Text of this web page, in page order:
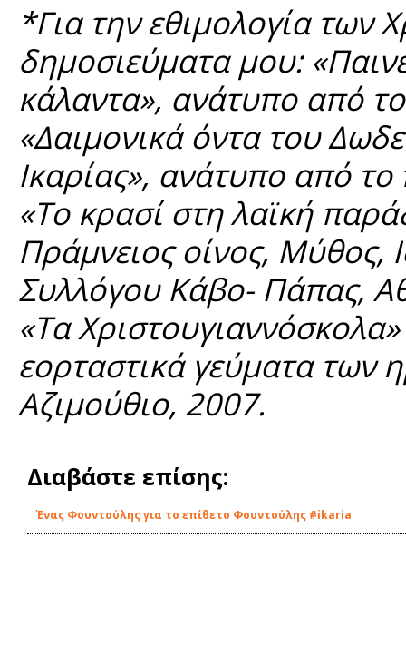
*Για την εθιμολογία των
δημοσιεύματα μου:
κάλαντα», ανάτυπο από
«Δαιμονικά όντα του
Ικαρίας», ανάτυπο από το
«Το κρασί στη λαϊκή
Πράμνειος οίνος, Μύθος,
Συλλόγου Κάβο- Πάπας,
«Τα
εορταστικά γεύματα των
Αζιμούθιο, 2007.
Διαβάστε επίσης:
Ένας Φουντούλης για το επίθετο Φουντούλης #ikaria